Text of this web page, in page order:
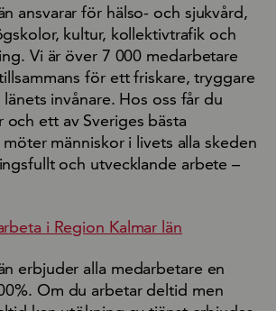
ansvarar för hälso- och sjukvård,
kultur, kollektivtrafik och
Vi är över 7 000 medarbetare
för ett friskare, tryggare
invånare. Hos oss får du
och ett av Sveriges bästa
människor i livets alla skeden
och utvecklande arbete –
i Region Kalmar län
erbjuder alla medarbetare en
Om du arbetar deltid men